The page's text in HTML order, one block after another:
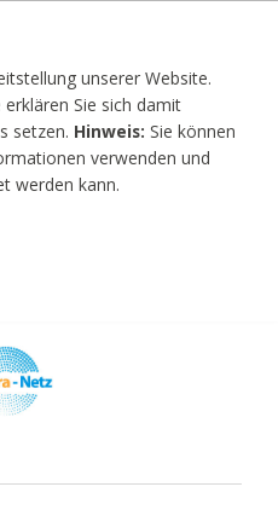
unserer Website.
Sie sich damit
setzen. Hinweis: Sie können
verwenden und
werden kann.